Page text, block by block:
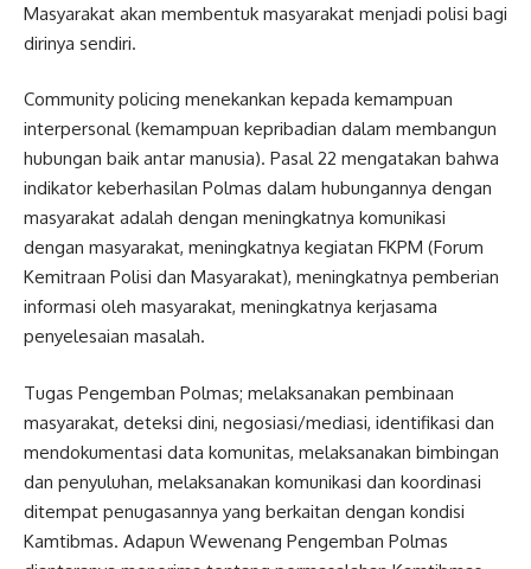
Masyarakat akan membentuk masyarakat menjadi polisi bagi
dirinya sendiri.
Community policing menekankan kepada kemampuan
interpersonal (kemampuan kepribadian dalam membangun
hubungan baik antar manusia). Pasal 22 mengatakan bahwa
indikator keberhasilan Polmas dalam hubungannya dengan
masyarakat adalah dengan meningkatnya komunikasi
dengan masyarakat, meningkatnya kegiatan FKPM (Forum
Kemitraan Polisi dan Masyarakat), meningkatnya pemberian
informasi oleh masyarakat, meningkatnya kerjasama
penyelesaian masalah.
Tugas Pengemban Polmas; melaksanakan pembinaan
masyarakat, deteksi dini, negosiasi/mediasi, identifikasi dan
mendokumentasi data komunitas, melaksanakan bimbingan
dan penyuluhan, melaksanakan komunikasi dan koordinasi
ditempat penugasannya yang berkaitan dengan kondisi
Kamtibmas. Adapun Wewenang Pengemban Polmas